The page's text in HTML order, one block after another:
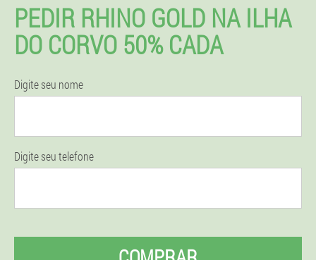
PEDIR RHINO GOLD NA ILHA
DO CORVO 50% CADA
Digite seu nome
Digite seu telefone